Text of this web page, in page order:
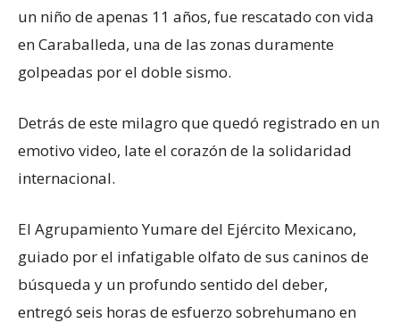
un niño de apenas 11 años, fue rescatado con vida
en Caraballeda, una de las zonas duramente
golpeadas por el doble sismo.
Detrás de este milagro que quedó registrado en un
emotivo video, late el corazón de la solidaridad
internacional.
El Agrupamiento Yumare del Ejército Mexicano,
guiado por el infatigable olfato de sus caninos de
búsqueda y un profundo sentido del deber,
entregó seis horas de esfuerzo sobrehumano en